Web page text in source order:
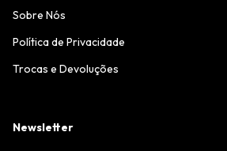
Sobre Nós
Política de Privacidade
Trocas e Devoluções
Newsletter